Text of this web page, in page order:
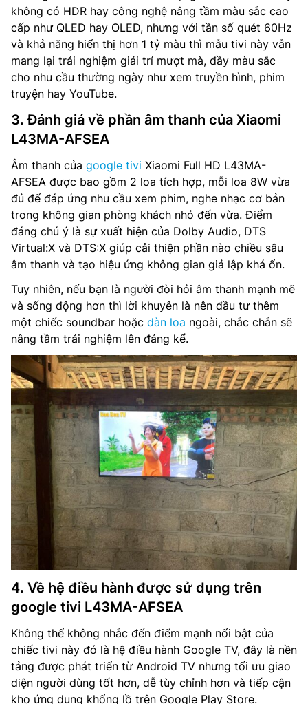
không có HDR hay công nghệ nâng tầm màu sắc cao
cấp như QLED hay OLED, nhưng với tần số quét 60Hz
và khả năng hiển thị hơn 1 tỷ màu thì mẫu tivi này vẫn
mang lại trải nghiệm giải trí mượt mà, đầy màu sắc
cho nhu cầu thường ngày như xem truyền hình, phim
truyện hay YouTube.
3. Đánh giá về phần âm thanh của Xiaomi
L43MA-AFSEA
Âm thanh của google tivi Xiaomi Full HD L43MA-
AFSEA được bao gồm 2 loa tích hợp, mỗi loa 8W vừa
đủ để đáp ứng nhu cầu xem phim, nghe nhạc cơ bản
trong không gian phòng khách nhỏ đến vừa. Điểm
đáng chú ý là sự xuất hiện của Dolby Audio, DTS
Virtual:X và DTS:X giúp cải thiện phần nào chiều sâu
âm thanh và tạo hiệu ứng không gian giả lập khá ổn.
Tuy nhiên, nếu bạn là người đòi hỏi âm thanh mạnh mẽ
và sống động hơn thì lời khuyên là nên đầu tư thêm
một chiếc soundbar hoặc dàn loa ngoài, chắc chắn sẽ
nâng tầm trải nghiệm lên đáng kể.
4. Về hệ điều hành được sử dụng trên
google tivi L43MA-AFSEA
Không thể không nhắc đến điểm mạnh nổi bật của
chiếc tivi này đó là hệ điều hành Google TV, đây là nền
tảng được phát triển từ Android TV nhưng tối ưu giao
diện người dùng tốt hơn, dễ tùy chỉnh hơn và tiếp cận
kho ứng dụng khổng lồ trên Google Play Store.